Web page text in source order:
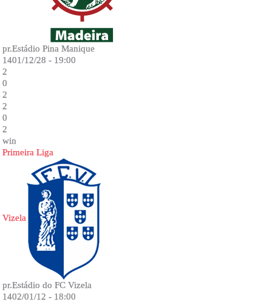
pr.Estádio Pina Manique
1401/12/28 - 19:00
2
0
2
2
0
2
win
Primeira Liga
Vizela
pr.Estádio do FC Vizela
1402/01/12 - 18:00